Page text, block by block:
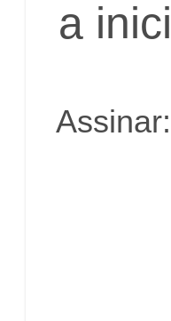
a
Assinar: